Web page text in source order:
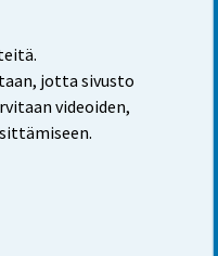
jotta sivusto
videoiden,